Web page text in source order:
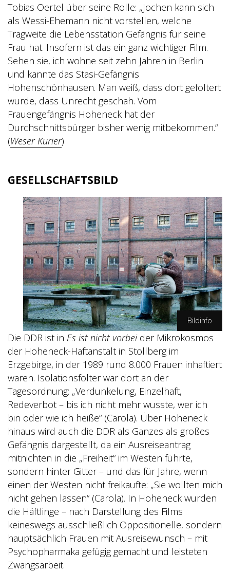
Tobias Oertel über seine Rolle: „Jochen kann sich
als Wessi-Ehemann nicht vorstellen, welche
Tragweite die Lebensstation Gefängnis für seine
Frau hat. Insofern ist das ein ganz wichtiger Film.
Sehen sie, ich wohne seit zehn Jahren in Berlin
und kannte das Stasi-Gefängnis
Hohenschönhausen. Man weiß, dass dort gefoltert
wurde, dass Unrecht geschah. Vom
Frauengefängnis Hoheneck hat der
Durchschnittsbürger bisher wenig mitbekommen.“
(Weser Kurier)
GESELLSCHAFTSBILD
Bildinfo
SWR/Gordon Muehle
Die DDR ist in Es ist nicht vorbei der Mikrokosmos
der Hoheneck-Haftanstalt in Stollberg im
Erzgebirge, in der 1989 rund 8.000 Frauen inhaftiert
waren. Isolationsfolter war dort an der
Tagesordnung: „Verdunkelung, Einzelhaft,
Redeverbot – bis ich nicht mehr wusste, wer ich
bin oder wie ich heiße“ (Carola). Über Hoheneck
hinaus wird auch die DDR als Ganzes als großes
Gefängnis dargestellt, da ein Ausreiseantrag
mitnichten in die „Freiheit“ im Westen führte,
sondern hinter Gitter – und das für Jahre, wenn
einen der Westen nicht freikaufte: „Sie wollten mich
nicht gehen lassen“ (Carola). In Hoheneck wurden
die Häftlinge – nach Darstellung des Films
keineswegs ausschließlich Oppositionelle, sondern
hauptsächlich Frauen mit Ausreisewunsch – mit
Psychopharmaka gefügig gemacht und leisteten
Zwangsarbeit.